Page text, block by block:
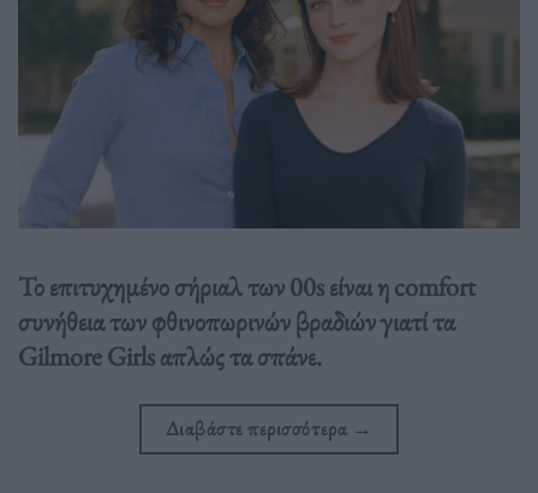
Το επιτυχημένο σήριαλ των 00s είναι η comfort
συνήθεια των φθινοπωρινών βραδιών γιατί τα
Gilmore Girls απλώς τα σπάνε.
Διαβάστε περισσότερα →